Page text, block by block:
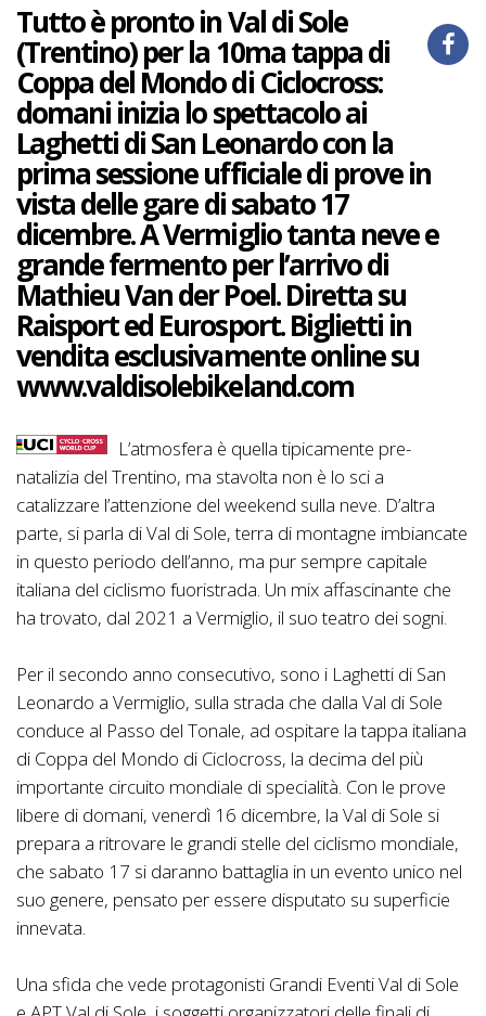
Tutto è pronto in Val di Sole
(Trentino) per la 10ma tappa di
Coppa del Mondo di Ciclocross:
domani inizia lo spettacolo ai
Laghetti di San Leonardo con la
prima sessione ufficiale di prove in
vista delle gare di sabato 17
dicembre. A Vermiglio tanta neve e
grande fermento per l’arrivo di
Mathieu Van der Poel. Diretta su
Raisport ed Eurosport. Biglietti in
vendita esclusivamente online su
www.valdisolebikeland.com
L’atmosfera è quella tipicamente pre-
natalizia del Trentino, ma stavolta non è lo sci a
catalizzare l’attenzione del weekend sulla neve. D’altra
parte, si parla di Val di Sole, terra di montagne imbiancate
in questo periodo dell’anno, ma pur sempre capitale
italiana del ciclismo fuoristrada. Un mix affascinante che
ha trovato, dal 2021 a Vermiglio, il suo teatro dei sogni.
Per il secondo anno consecutivo, sono i Laghetti di San
Leonardo a Vermiglio, sulla strada che dalla Val di Sole
conduce al Passo del Tonale, ad ospitare la tappa italiana
di Coppa del Mondo di Ciclocross, la decima del più
importante circuito mondiale di specialità. Con le prove
libere di domani, venerdì 16 dicembre, la Val di Sole si
prepara a ritrovare le grandi stelle del ciclismo mondiale,
che sabato 17 si daranno battaglia in un evento unico nel
suo genere, pensato per essere disputato su superficie
innevata.
Una sfida che vede protagonisti Grandi Eventi Val di Sole